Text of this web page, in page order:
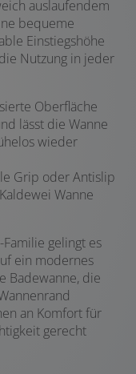
auslaufendem
bequeme
Einstiegshöhe
Nutzung in jeder
Oberfläche
lässt die Wanne
wieder
Grip oder Antislip
Wanne
gelingt es
ein modernes
Badewanne, die
an Komfort für
gerecht